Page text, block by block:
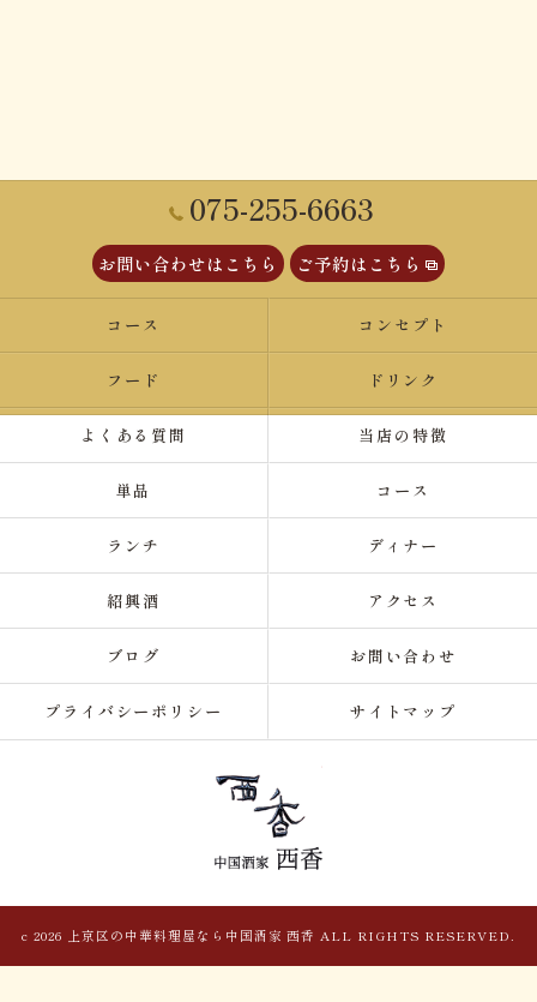
075-255-6663
お問い合わせはこちら ご予約はこちら
コース コンセプト
フード ドリンク
よくある質問 当店の特徴
単品 コース
ランチ ディナー
紹興酒 アクセス
ブログ お問い合わせ
プライバシーポリシー サイトマップ
c 2026 上京区の中華料理屋なら中国酒家 西香 ALL RIGHTS RESERVED.